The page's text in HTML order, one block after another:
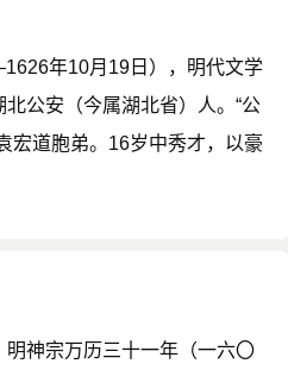
年10月19日），明代文学
公安（今属湖北省）人。“公
宏道胞弟。16岁中秀才，以豪
神宗万历三十一年（一六〇